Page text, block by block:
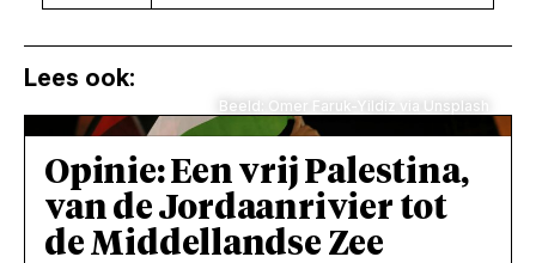
Lees ook:
Beeld: Omer Faruk-Yildiz via Unsplash
Opinie: Een vrij Palestina,
van de Jordaanrivier tot
de Middellandse Zee